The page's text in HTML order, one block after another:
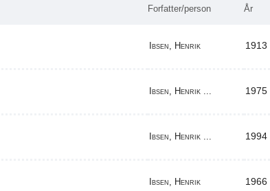
Forfatter/person År
Ibsen, Henrik 1913
Ibsen, Henrik ... 1975
Ibsen, Henrik ... 1994
Ibsen, Henrik 1966